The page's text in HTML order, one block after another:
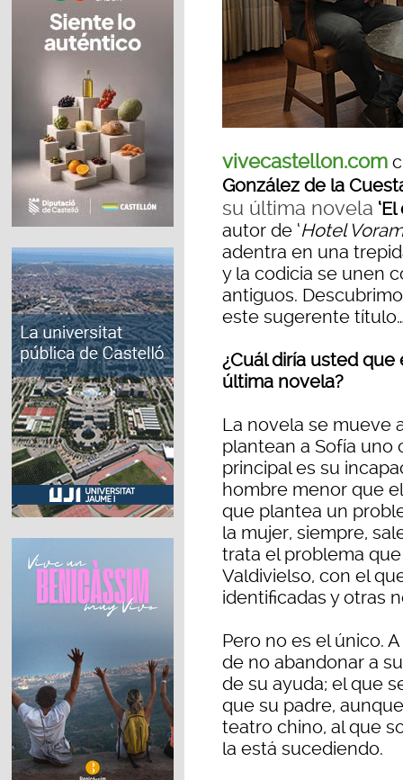
vivecastellon.com
González de la
su última novela
autor de ‘Hotel
adentra en una
y la codicia se unen
antiguos.
este sugerente
¿Cuál diría usted
última novela?
La novela se mueve
plantean a Sofía uno
principal es su
hombre menor que
que plantea un
la mujer, siempre,
trata el problema
Valdivielso, con el
identificadas y otras
Pero no es el único.
de no abandonar a
de su ayuda; el que
que su padre,
teatro chino, al que
la está sucediendo.